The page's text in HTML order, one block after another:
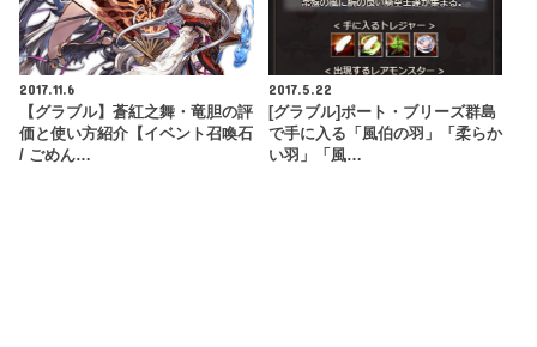
2017.11.6
【グラブル】蒼紅之舞・竜胆の評
価と使い方紹介【イベント召喚石
/ ごめん…
2017.5.22
[グラブル]ポート・ブリーズ群島
で手に入る「風伯の羽」「柔らか
い羽」「風…